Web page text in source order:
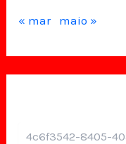
« mar maio »